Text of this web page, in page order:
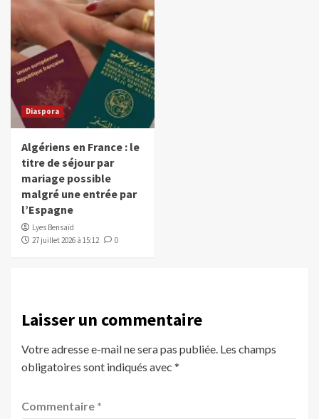
Diaspora
Algériens en France : le
titre de séjour par
mariage possible
malgré une entrée par
l’Espagne
Lyes Bensaïd
27 juillet 2026 à 15:12
0
Laisser un commentaire
Votre adresse e-mail ne sera pas publiée. Les champs
obligatoires sont indiqués avec *
Commentaire *